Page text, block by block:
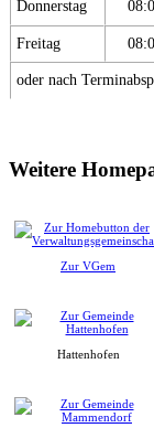
Donnerstag
Freitag
oder nach
Weitere
Zur VGem
Hattenhofen